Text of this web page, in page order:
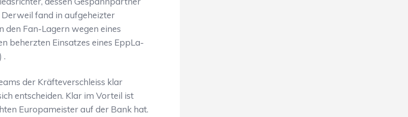
fand in aufgeheizter
den Fan-Lagern wegen eines
beherzten Einsatzes eines EppLa-
.
der Kräfteverschleiss klar
entscheiden. Klar im Vorteil ist
Europameister auf der Bank hat.